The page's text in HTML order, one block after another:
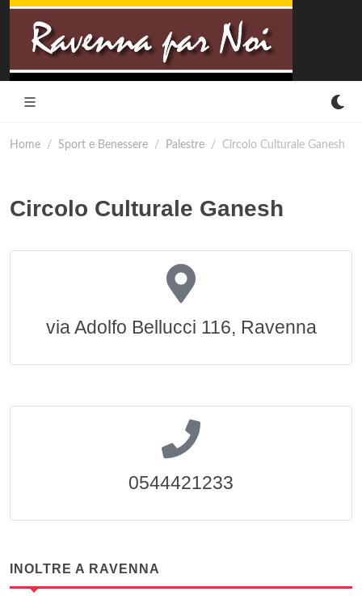
Home Sport e Benessere Palestre Circolo Culturale Ganesh
Circolo Culturale Ganesh
via Adolfo Bellucci 116, Ravenna
0544421233
INOLTRE A RAVENNA